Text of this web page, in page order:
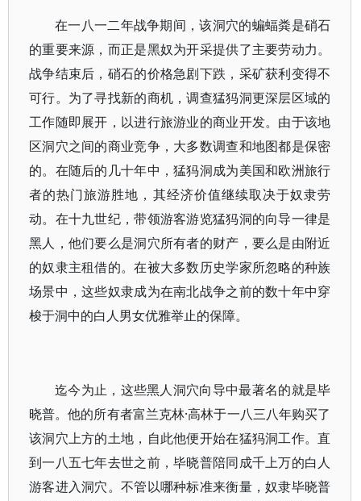
在一八一二年战争期间，该洞穴的蝙蝠粪是硝石
的重要来源，而正是黑奴为开采提供了主要劳动力。
战争结束后，硝石的价格急剧下跌，采矿获利变得不
可行。为了寻找新的商机，调查猛犸洞更深层区域的
工作随即展开，以进行旅游业的商业开发。由于该地
区洞穴之间的商业竞争，大多数调查和地图都是保密
的。在随后的几十年中，猛犸洞成为美国和欧洲旅行
者的热门旅游胜地，其经济价值继续取决于奴隶劳
动。在十九世纪，带领游客游览猛犸洞的向导一律是
黑人，他们要么是洞穴所有者的财产，要么是由附近
的奴隶主租借的。在被大多数历史学家所忽略的种族
场景中，这些奴隶成为在南北战争之前的数十年中穿
梭于洞中的白人男女优雅举止的保障。
迄今为止，这些黑人洞穴向导中最著名的就是毕
晓普。他的所有者富兰克林·高林于一八三八年购买了
该洞穴上方的土地，自此他便开始在猛犸洞工作。直
到一八五七年去世之前，毕晓普陪同成千上万的白人
游客进入洞穴。不管以哪种标准来衡量，奴隶毕晓普